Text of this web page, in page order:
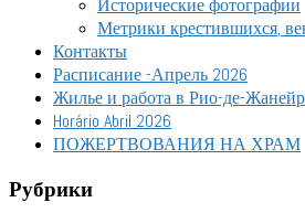
Исторические фотографии
Метрики крестившихся,
Контакты
Расписание -Апрель 2026
Жилье и работа в Рио-де-
Horário Abril 2026
ПОЖЕРТВОВАНИЯ НА ХРАМ
Рубрики